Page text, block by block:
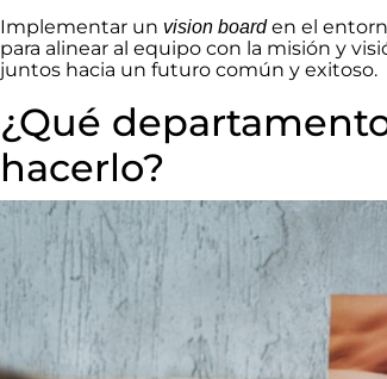
Implementar un vision boarden el
para alinear al equipo con la misión y
juntos hacia un futuro común y exitoso.
¿Qué
hacerlo?